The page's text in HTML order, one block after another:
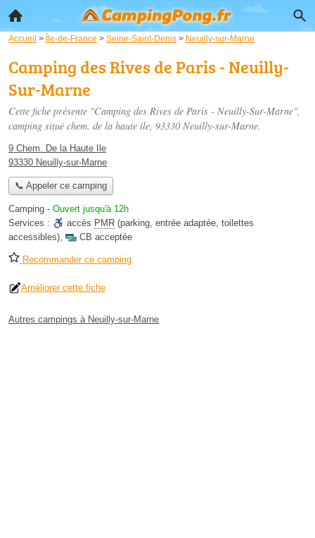
Accueil > Île-de-France > Seine-Saint-Denis > Neuilly-sur-Marne
Camping des Rives de Paris - Neuilly-
Sur-Marne
Cette fiche présente "Camping des Rives de Paris - Neuilly-Sur-Marne",
camping situé chem. de la haute ile, 93330 Neuilly-sur-Marne.
9 Chem. De la Haute Ile
93330 Neuilly-sur-Marne
📞 Appeler ce camping
Camping - Ouvert jusqu'à 12h
Services :
accès PMR (parking, entrée adaptée, toilettes
accessibles), CB acceptée
Recommander ce camping
Améliorer cette fiche
Autres campings à Neuilly-sur-Marne